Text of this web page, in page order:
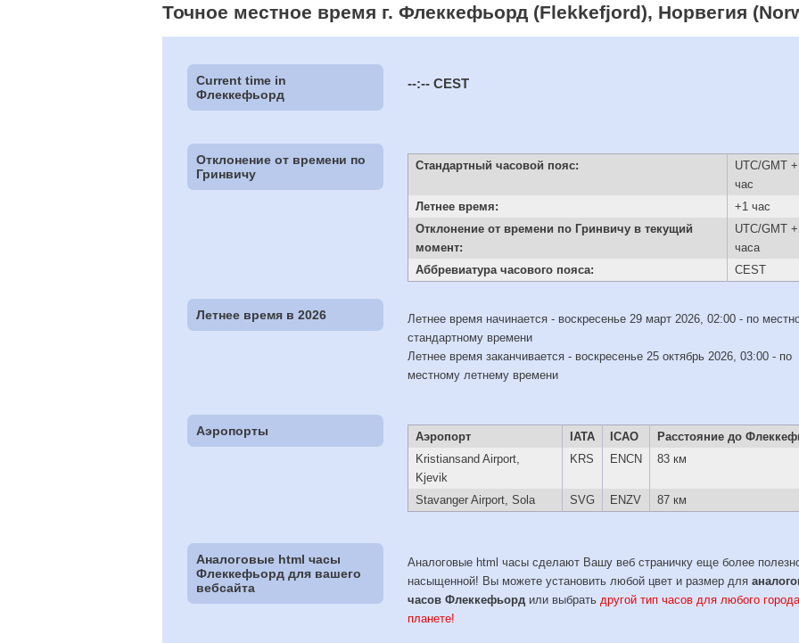
Точное местное время г. Флеккефьорд (Flekkefjord), Норвегия
Current time in
Флеккефьорд
--:-- CEST
Отклонение от времени по
Гринвичу
Стандартный часовой пояс:
UTC/GMT
час
Летнее время:
+1 час
Отклонение от времени по Гринвичу в текущий
момент:
UTC/GMT
часа
Аббревиатура часового пояса:
CEST
Летнее время в 2026
Летнее время начинается - воскресенье 29 март 2026, 02:00 - по
стандартному времени
Летнее время заканчивается - воскресенье 25 октябрь 2026, 03:00 - по
местному летнему времени
Аэропорты Аэропорт IATA ICAO
Расстояние до
Kristiansand Airport,
Kjevik
KRS ENCN 83 км
Stavanger Airport, Sola SVG ENZV 87 км
Аналоговые html часы
Флеккефьорд для вашего
вебсайта
Аналоговые html часы сделают Вашу веб страничку еще более
насыщенной! Вы можете установить любой цвет и размер для
часов Флеккефьорд или выбратьдругой тип часов для любого
планете!